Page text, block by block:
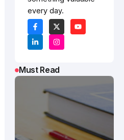
every day.
Must Read